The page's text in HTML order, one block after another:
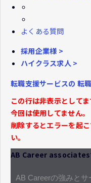
よくある質問
採用企業様 >
ハイクラス求人 >
転職支援サービスの 転職
この行は非表示としてま
今回は使用してません。
削除するとエラーを起
い。
AB Career associates
AB Careerの強みとサ